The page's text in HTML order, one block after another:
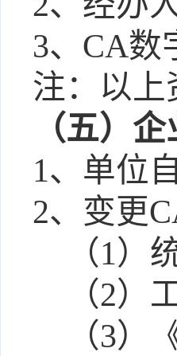
3、 CA数
注：以上
（五） 企
1、单位
2、变更
（1）
（2）
（3）